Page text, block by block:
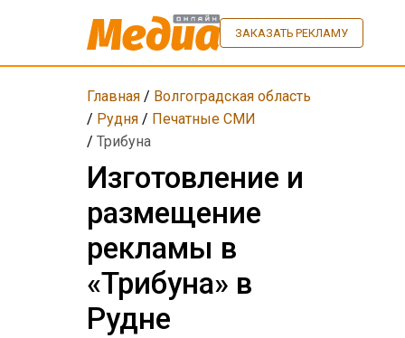
ЗАКАЗАТЬ РЕКЛАМУ
Главная/ Волгоградская область
/ Рудня/ Печатные СМИ
/ Трибуна
Изготовление и
размещение
рекламы в
«Трибуна» в
Рудне